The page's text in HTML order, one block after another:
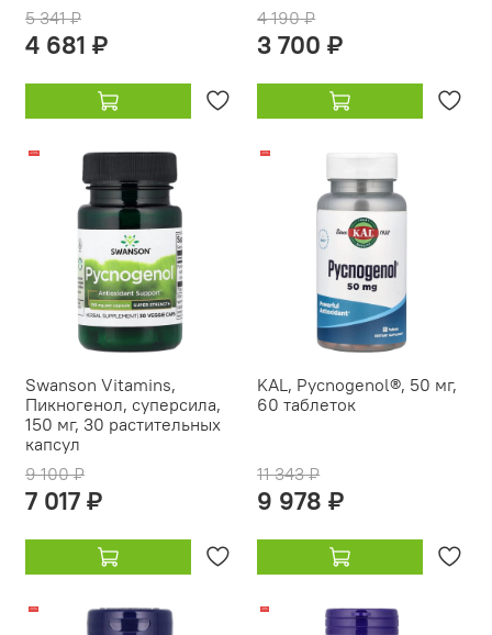
5 341 ₽
4 681 ₽
4 190 ₽
3 700 ₽
-23%
Swanson Vitamins,
Пикногенол, суперсила,
150 мг, 30 растительных
капсул
9 100 ₽
7 017 ₽
-12%
KAL, Pycnogenol®, 50 мг,
60 таблеток
11 343 ₽
9 978 ₽
-12% -9%